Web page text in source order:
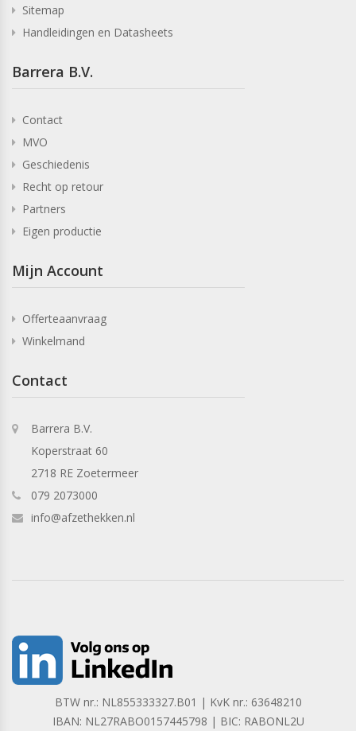
Sitemap
Handleidingen en Datasheets
Barrera B.V.
Contact
MVO
Geschiedenis
Recht op retour
Partners
Eigen productie
Mijn Account
Offerteaanvraag
Winkelmand
Contact
Barrera B.V.
Koperstraat 60
2718 RE Zoetermeer
079 2073000
info@afzethekken.nl
BTW nr.: NL855333327.B01 | KvK nr.: 63648210
IBAN: NL27RABO0157445798 | BIC: RABONL2U